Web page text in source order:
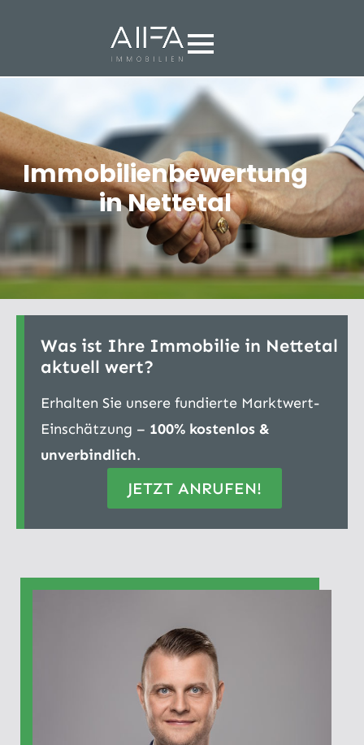
Immobilienbewertung
in Nettetal
Was ist Ihre Immobilie in Nettetal
aktuell wert?
Erhalten Sie unsere fundierte Marktwert-
Einschätzung – 100% kostenlos &
unverbindlich.
JETZT ANRUFEN!